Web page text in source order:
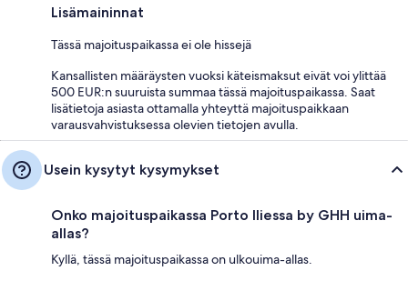
Lisämaininnat
Tässä majoituspaikassa ei ole hissejä
Kansallisten määräysten vuoksi käteismaksut eivät voi ylittää
500 EUR:n suuruista summaa tässä majoituspaikassa. Saat
lisätietoja asiasta ottamalla yhteyttä majoituspaikkaan
varausvahvistuksessa olevien tietojen avulla.
Usein kysytyt kysymykset
Onko majoituspaikassa Porto Iliessa by GHH uima-
allas?
Kyllä, tässä majoituspaikassa on ulkouima-allas.